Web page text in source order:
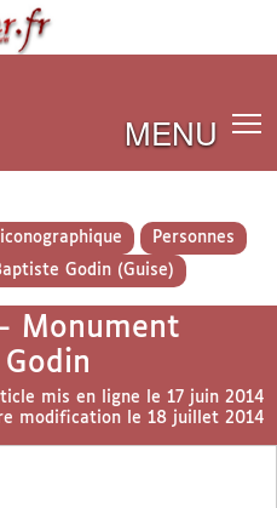
MENU
Personnes
Godin (Guise)
Monument
Godin
mis en ligne le 17 juin 2014
modification le 18 juillet 2014